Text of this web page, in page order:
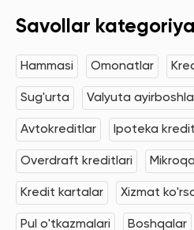
Savollar
Hammasi Omonatlar
Sug'urta Valyuta
Avtokreditlar Ipoteka
Overdraft kreditlari
Kredit kartalar Xizmat
Pul o'tkazmalari Boshqalar